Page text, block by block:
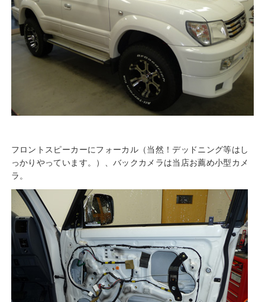
フロントスピーカーにフォーカル（当然！デッドニング等はし
っかりやっています。）、バックカメラは当店お薦め小型カメ
ラ。